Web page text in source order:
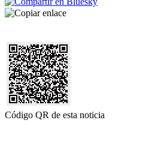
Código QR de esta noticia